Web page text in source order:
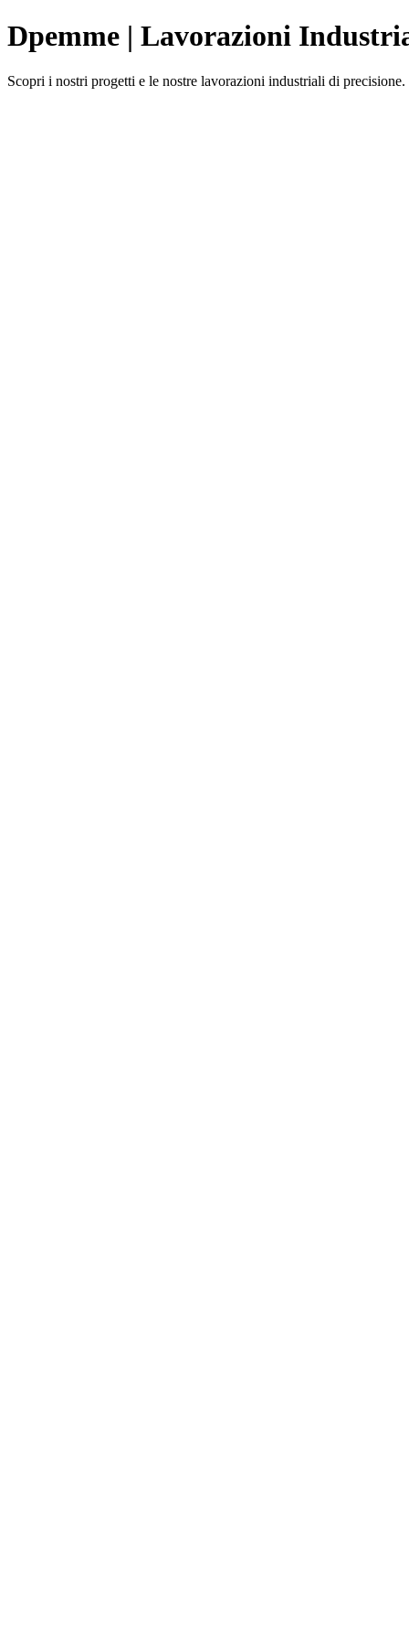
Dpemme | Lavorazioni
Scopri i nostri progetti e le nostre lavorazioni industriali di